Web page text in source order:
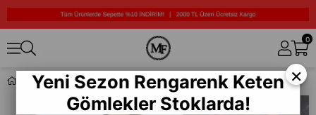
0
Boyfriend Kumaş Pantolon (JGKR14) ×
Yeni Sezon Rengarenk Keten
Gömlekler Stoklarda!